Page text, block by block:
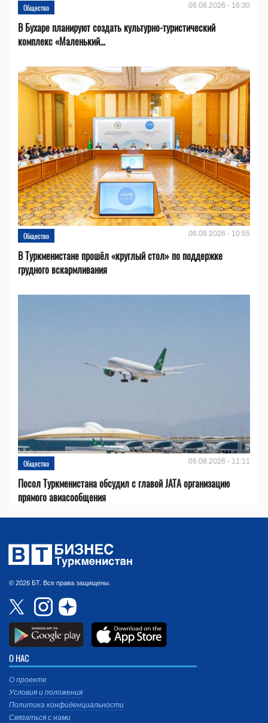
Общество 06.08.2026 - 16:30
В Бухаре планируют создать культурно-туристический
комплекс «Маленький...
Общество 06.08.2026 - 10:55
В Туркменистане прошёл «круглый стол» по поддержке
грудного вскармливания
Общество 05.08.2026 - 11:11
Посол Туркменистана обсудил с главой JATA организацию
прямого авиасообщения
© 2026 БТ. Все права защищены.
О НАС
О проекте
Условия и положения
Политика конфиденциальности
Связаться с нами